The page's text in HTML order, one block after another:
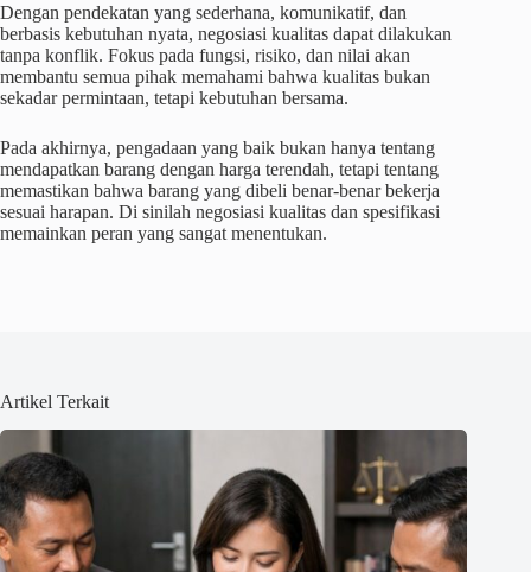
Dengan pendekatan yang sederhana, komunikatif, dan
berbasis kebutuhan nyata, negosiasi kualitas dapat dilakukan
tanpa konflik. Fokus pada fungsi, risiko, dan nilai akan
membantu semua pihak memahami bahwa kualitas bukan
sekadar permintaan, tetapi kebutuhan bersama.
Pada akhirnya, pengadaan yang baik bukan hanya tentang
mendapatkan barang dengan harga terendah, tetapi tentang
memastikan bahwa barang yang dibeli benar-benar bekerja
sesuai harapan. Di sinilah negosiasi kualitas dan spesifikasi
memainkan peran yang sangat menentukan.
Artikel Terkait